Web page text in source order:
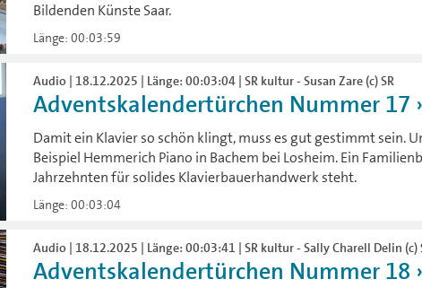
Bildenden Künste Saar.
Länge: 00:03:59
Audio | 18.12.2025 | Länge: 00:03:04 | SR kultur - Susan Zare (c) SR
Adventskalendertürchen Nummer 17
Damit ein Klavier so schön klingt, muss es gut gestimmt sein.
Beispiel Hemmerich Piano in Bachem bei Losheim. Ein
Jahrzehnten für solides Klavierbauerhandwerk steht.
Länge: 00:03:04
Audio | 18.12.2025 | Länge: 00:03:41 | SR kultur - Sally Charell Delin (c)
Adventskalendertürchen Nummer 18